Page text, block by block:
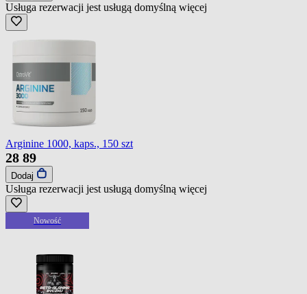
Usługa rezerwacji jest usługą domyślną więcej
Arginine 1000, kaps., 150 szt
28 89
Dodaj
Usługa rezerwacji jest usługą domyślną więcej
Nowość